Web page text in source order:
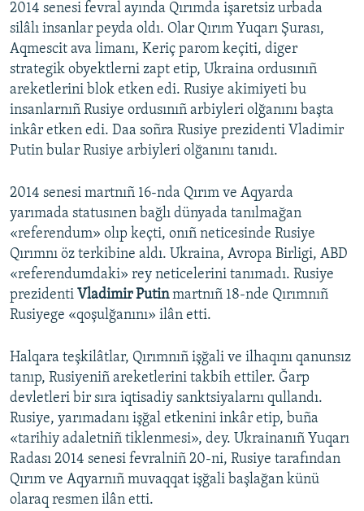
2014 senesi fevral ayında Qırımda işaretsiz urbada
silâlı insanlar peyda oldı. Olar Qırım Yuqarı Şurası,
Aqmescit ava limanı, Keriç parom keçiti, diger
strategik obyektlerni zapt etip, Ukraina ordusınıñ
areketlerini blok etken edi. Rusiye akimiyeti bu
insanlarnıñ Rusiye ordusınıñ arbiyleri olğanını başta
inkâr etken edi. Daa soñra Rusiye prezidenti Vladimir
Putin bular Rusiye arbiyleri olğanını tanıdı.
2014 senesi martnıñ 16-nda Qırım ve Aqyarda
yarımada statusınen bağlı dünyada tanılmağan
«referendum» olıp keçti, onıñ neticesinde Rusiye
Qırımnı öz terkibine aldı. Ukraina, Avropa Birligi, ABD
«referendumdaki» rey neticelerini tanımadı. Rusiye
prezidenti Vladimir Putinmartnıñ 18-nde Qırımnıñ
Rusiyege «qoşulğanını» ilân etti.
Halqara teşkilâtlar, Qırımnıñ işğali ve ilhaqını qanunsız
tanıp, Rusiyeniñ areketlerini takbih ettiler. Ğarp
devletleri bir sıra iqtisadiy sanktsiyalarnı qullandı.
Rusiye, yarımadanı işğal etkenini inkâr etip, buña
«tarihiy adaletniñ tiklenmesi», dey. Ukrainanıñ Yuqarı
Radası 2014 senesi fevralniñ 20-ni, Rusiye tarafından
Qırım ve Aqyarnıñ muvaqqat işğali başlağan künü
olaraq resmen ilân etti.